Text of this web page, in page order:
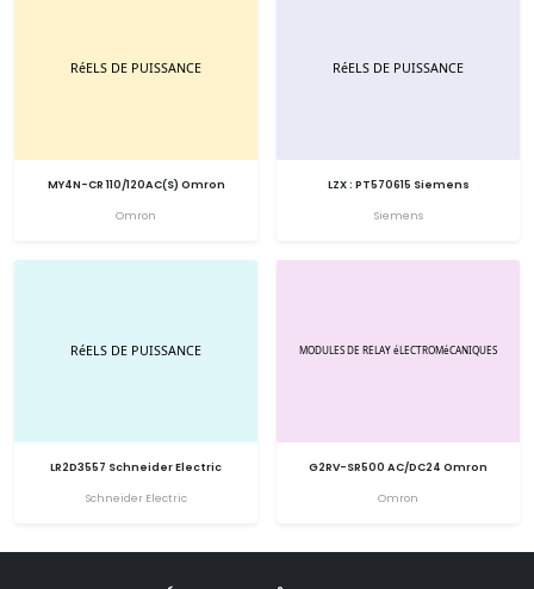
MY4N-CR 110/120AC(S) Omron
Omron
LZX : PT570615 Siemens
Siemens
LR2D3557 Schneider Electric
Schneider Electric
G2RV-SR500 AC/DC24 Omron
Omron